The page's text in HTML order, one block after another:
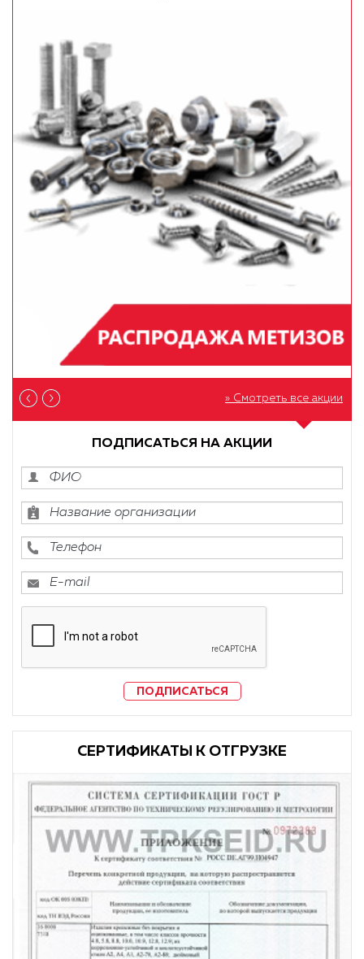
» Смотреть все акции
ПОДПИСАТЬСЯ НА АКЦИИ
ПОДПИСАТЬСЯ
CЕРТИФИКАТЫ К ОТГРУЗКЕ